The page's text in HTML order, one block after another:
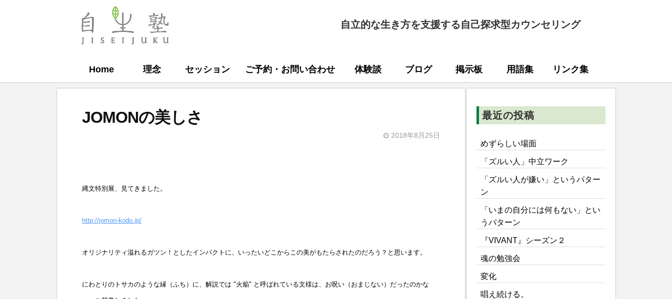
自
自立的な生き方を支援する自己探求型カウンセリング
Home 理念 セッション ご予約・お問い合わせ 体験談 ブログ 掲示板 用語集 リンク集
JOMONの美しさ
2018年8月25日
生
縄文特別展、見てきました。
http://jomon-kodo.jp/
オリジナリティ溢れるガツン！としたインパクトに、いったいどこからこの美がもたらされたのだろう？と思います。
にわとりのトサカのような縁（ふち）に、解説では "火焔" と呼ばれている文様は、お呪い（おまじない）だったのかな
最近の投稿
めずらしい場面
「ズルい人」中立ワーク
「ズルい人が嫌い」というパター
ン
「いまの自分には何もない」とい
うパターン
『VIVANT』シーズン２
魂の勉強会
変化
唱え続ける。